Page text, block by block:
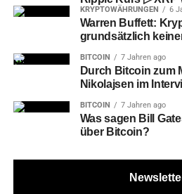
KRYPTOWÄHRUNGEN 6
Warren Buffett:
grundsätzlich
BITCOIN 7 Jahren ago
Durch Bitcoin zum
Nikolajsen im
BITCOIN 7 Jahren ago
Was sagen Bill
über Bitcoin?